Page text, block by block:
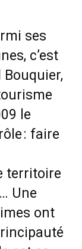
ses
c’est
le
: faire
territoire
Une
ont